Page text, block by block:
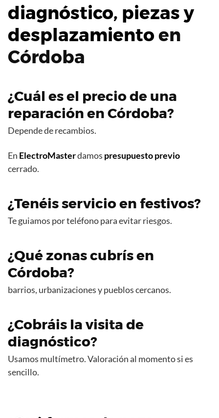
diagnóstico, piezas y
desplazamientoen
Córdoba
¿Cuál es el precio de una
reparación en Córdoba?
Depende de recambios.
En ElectroMasterdamos presupuesto previo
cerrado.
¿Tenéis servicio en festivos?
Te guiamos por teléfono para evitar riesgos.
¿Qué zonas cubrís en
Córdoba?
barrios, urbanizaciones y pueblos cercanos.
¿Cobráis la visita de
diagnóstico?
Usamos multímetro. Valoración al momento si es
sencillo.